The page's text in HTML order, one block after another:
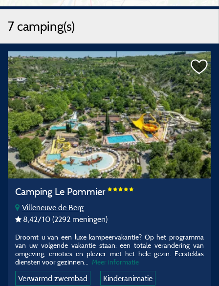
7 camping(s)
Camping Le Pommier
Villeneuve de Berg
8,42/10 (2292 meningen)
Droomt u van een luxe kampeervakantie? Op het programma
van uw volgende vakantie staan: een totale verandering van
omgeving, emoties en plezier met het hele gezin. Eersteklas
diensten voor gezinnen
Meer informatie
Verwarmd zwembad
Kinderanimatie